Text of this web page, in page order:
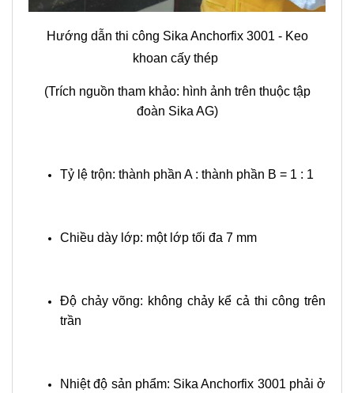
Hướng dẫn thi công Sika Anchorfix 3001 - Keo
khoan cấy thép
(Trích nguồn tham khảo: hình ảnh trên thuộc tập
đoàn Sika AG)
Tỷ lệ trộn: thành phần A : thành phần B = 1 : 1
Chiều dày lớp: một lớp tối đa 7 mm
Độ chảy võng: không chảy kể cả thi công trên
trần
Nhiệt độ sản phẩm: Sika Anchorfix 3001 phải ở